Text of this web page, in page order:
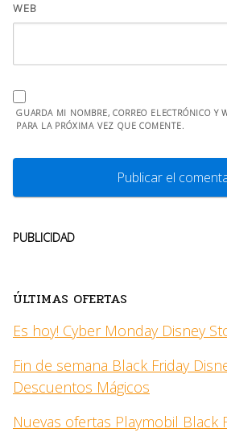
WEB
GUARDA MI NOMBRE, CORREO ELECTRÓNICO Y
PARA LA PRÓXIMA VEZ QUE COMENTE.
PUBLICIDAD
ÚLTIMAS OFERTAS
Es hoy! Cyber Monday Disney
Fin de semana Black Friday
Descuentos Mágicos
Nuevas ofertas Playmobil Black